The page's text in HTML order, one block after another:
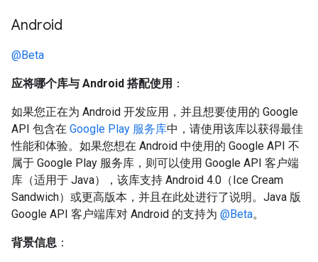
Android
@Beta
应将哪个库与 Android 搭配使用 ：
如果您正在为 Android 开发应用，并且想要使用的 Google
API 包含在 Google Play 服务库中，请使用该库以获得最佳
性能和体验。如果您想在 Android 中使用的 Google API 不
属于 Google Play 服务库，则可以使用 Google API 客户端
库（适用于 Java），该库支持 Android 4.0（Ice Cream
Sandwich）或更高版本，并且在此处进行了说明。Java 版
Google API 客户端库对 Android 的支持为 @Beta。
背景信息 ：